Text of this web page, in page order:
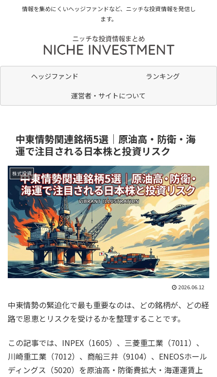
情報を集めにくいヘッジファンドなど、ニッチな投資情報を発信し
ます。
ヘッジファンド
ランキング
運営者・サイトについて
中東情勢関連銘柄5選｜原油高・防衛・海
運で注目される日本株と投資リスク
株式投資
2026.06.12
中東情勢の緊迫化で最も重要なのは、どの銘柄が、どの経
路で恩恵とリスクを受けるかを整理することです。
この記事では、INPEX（1605）、三菱重工業（7011）、
川崎重工業（7012）、商船三井（9104）、ENEOSホール
ディングス（5020）を原油高・防衛費拡大・海運運賃上